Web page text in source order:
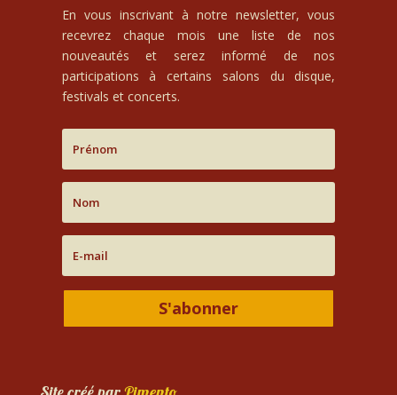
En vous inscrivant à notre newsletter, vous
recevrez chaque mois une liste de nos
nouveautés et serez informé de nos
participations à certains salons du disque,
festivals et concerts.
S'abonner